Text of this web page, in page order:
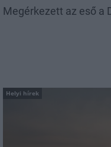
Megérkezett az eső a
Helyi hírek